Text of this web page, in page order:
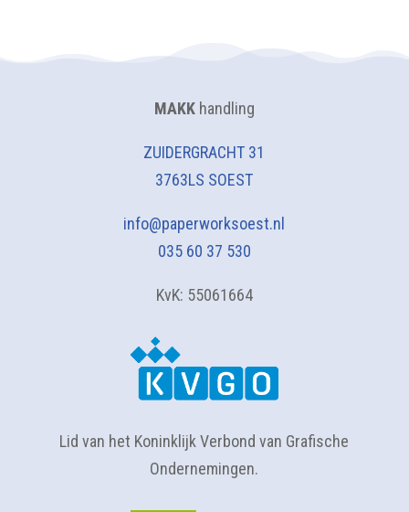
MAKKhandling
ZUIDERGRACHT 31
3763LS SOEST
info@paperworksoest.nl
035 60 37 530
KvK: 55061664
Lid van het Koninklijk Verbond van Grafische
Ondernemingen.